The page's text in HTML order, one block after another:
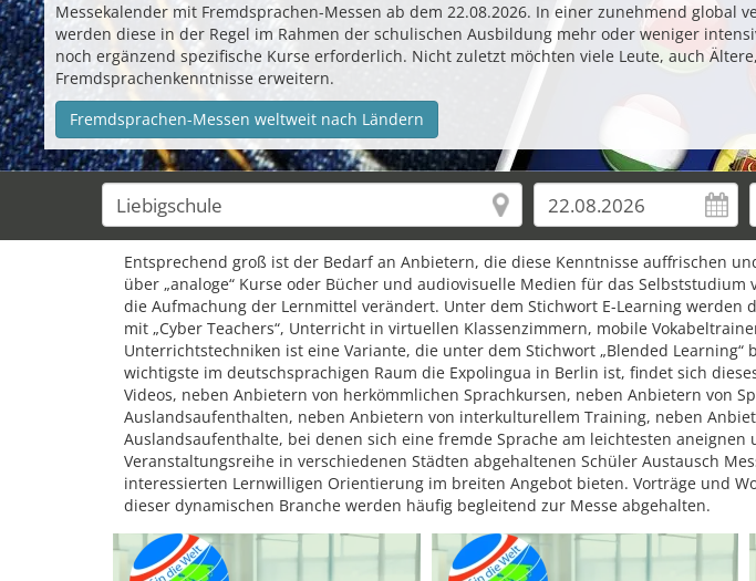
Messekalender mit Fremdsprachen-Messen ab dem 22.08.2026. In einer zunehmend
werden diese in der Regel im Rahmen der schulischen Ausbildung mehr oder weniger
noch ergänzend spezifische Kurse erforderlich. Nicht zuletzt möchten viele Leute, auch
Fremdsprachenkenntnisse erweitern.
Fremdsprachen-Messen weltweit nach Ländern
Entsprechend groß ist der Bedarf an Anbietern, die diese Kenntnisse auffrischen
über „analoge“ Kurse oder Bücher und audiovisuelle Medien für das
die Aufmachung der Lernmittel verändert. Unter dem Stichwort E-Learning
mit „Cyber Teachers“, Unterricht in virtuellen Klassenzimmern, mobile
Unterrichtstechniken ist eine Variante, die unter dem Stichwort „Blended
wichtigste im deutschsprachigen Raum die Expolingua in Berlin ist, findet sich
Videos, neben Anbietern von herkömmlichen Sprachkursen, neben Anbietern von
Auslandsaufenthalten, neben Anbietern von interkulturellem Training, neben
Auslandsaufenthalte, bei denen sich eine fremde Sprache am leichtesten
Veranstaltungsreihe in verschiedenen Städten abgehaltenen Schüler Austausch
interessierten Lernwilligen Orientierung im breiten Angebot bieten. Vorträge und
dieser dynamischen Branche werden häufig begleitend zur Messe abgehalten.